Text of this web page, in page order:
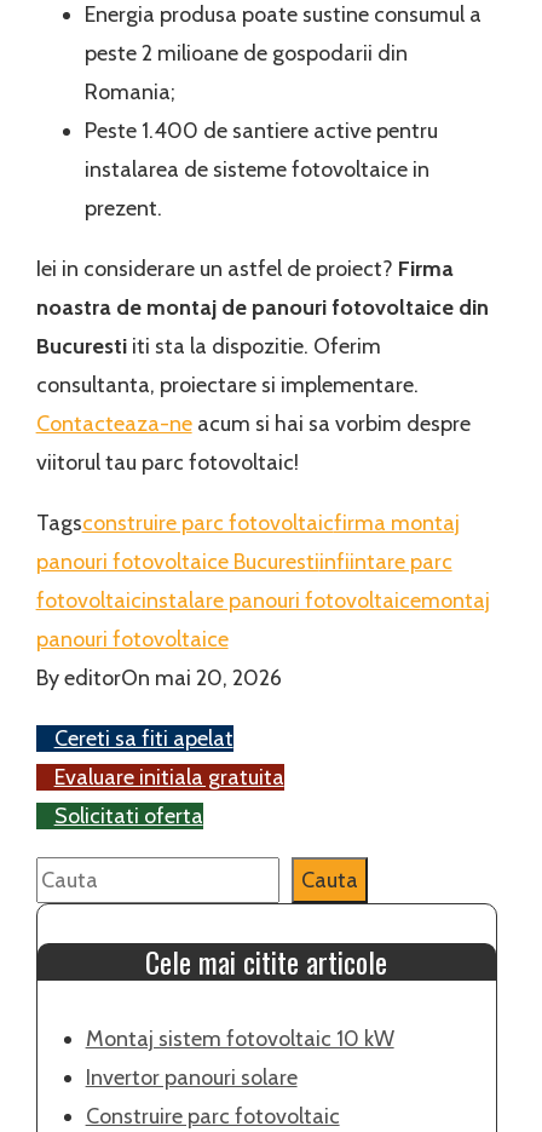
Energia produsa poate sustine consumul a
peste 2 milioane de gospodarii din
Romania;
Peste 1.400 de santiere active pentru
instalarea de sisteme fotovoltaice in
prezent.
Iei in considerare un astfel de proiect? Firma
noastra de montaj de panouri fotovoltaice din
Bucurestiiti sta la dispozitie. Oferim
consultanta, proiectare si implementare.
Contacteaza-neacum si hai sa vorbim despre
viitorul tau parc fotovoltaic!
Tagsconstruire parc fotovoltaicfirma montaj
panouri fotovoltaice Bucurestiinfiintare parc
fotovoltaicinstalare panouri fotovoltaicemontaj
panouri fotovoltaice
ByeditorOn mai 20, 2026
Cereti sa fiti apelat
Evaluare initiala gratuita
Solicitati oferta
Caută Cauta
Cele mai citite articole
Montaj sistem fotovoltaic 10 kW
Invertor panouri solare
Construire parc fotovoltaic